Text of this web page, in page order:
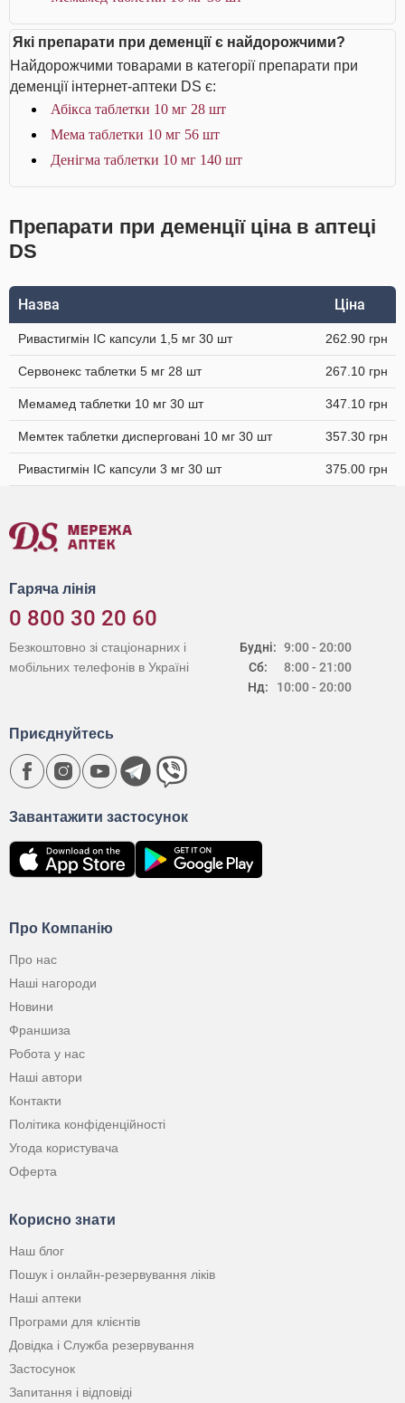
Які препарати при деменції є найдорожчими?
Найдорожчими товарами в категорії препарати при
деменції інтернет-аптеки DS є:
Абікса таблетки 10 мг 28 шт
Мема таблетки 10 мг 56 шт
Денігма таблетки 10 мг 140 шт
Препарати при деменції ціна в аптеці
DS
Назва Ціна
Ривастигмін IC капсули 1,5 мг 30 шт 262.90 грн
Сервонекс таблетки 5 мг 28 шт 267.10 грн
Мемамед таблетки 10 мг 30 шт 347.10 грн
Мемтек таблетки дисперговані 10 мг 30 шт 357.30 грн
Ривастигмін ІС капсули 3 мг 30 шт 375.00 грн
Гаряча лінія
0 800 30 20 60
Будні:
Сб:
Нд:
9:00 - 20:00
8:00 - 21:00
10:00 - 20:00
Безкоштовно зі стаціонарних і
мобільних телефонів в Україні
Про Компанію
Про нас
Наші нагороди
Новини
Франшиза
Робота у нас
Наші автори
Контакти
Політика конфіденційності
Угода користувача
Оферта
Корисно знати
Наш блог
Пошук і онлайн-резервування ліків
Наші аптеки
Програми для клієнтів
Довідка і Служба резервування
Застосунок
Запитання і відповіді
Завантажити застосунок
Приєднуйтесь